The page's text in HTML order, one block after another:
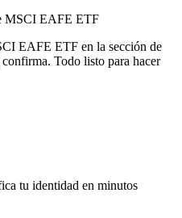
MSCI EAFE ETF
EAFE ETF en la sección de
Todo listo para hacer
tu identidad en minutos